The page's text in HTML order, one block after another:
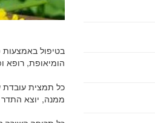
הומיאופת, רופא
כל תמצית עובדת
ממנה, יוצא התדר